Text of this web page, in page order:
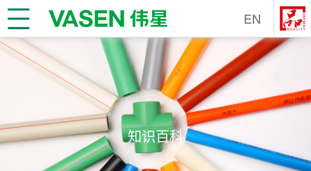
EN
知识百科